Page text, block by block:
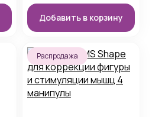
Добавить в корзину
Распродажа